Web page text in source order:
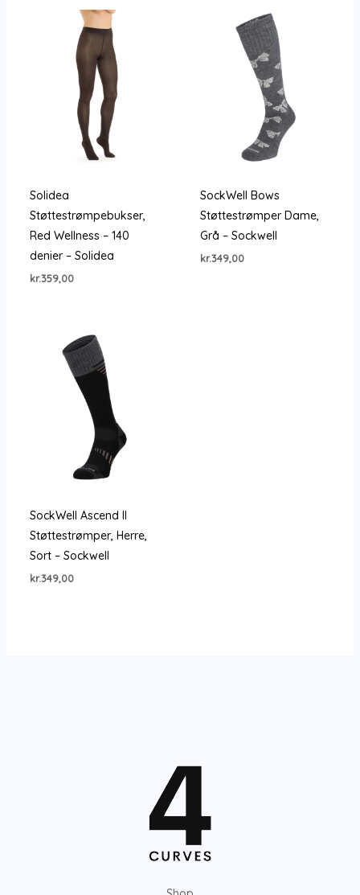
Solidea
Støttestrømpebukser,
Red Wellness – 140
denier – Solidea
kr.359,00
SockWell Bows
Støttestrømper Dame,
Grå – Sockwell
kr.349,00
SockWell Ascend II
Støttestrømper, Herre,
Sort – Sockwell
kr.349,00